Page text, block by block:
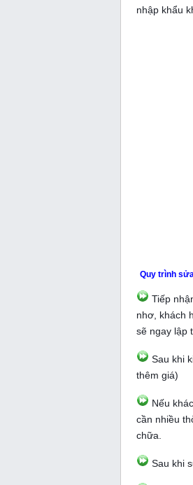
nhập khẩu
Quy trình
Tiếp
nhơ, khách
sẽ ngay lập
Sau khi
thêm giá)
Nếu
cần nhiều
chữa.
Sau khi